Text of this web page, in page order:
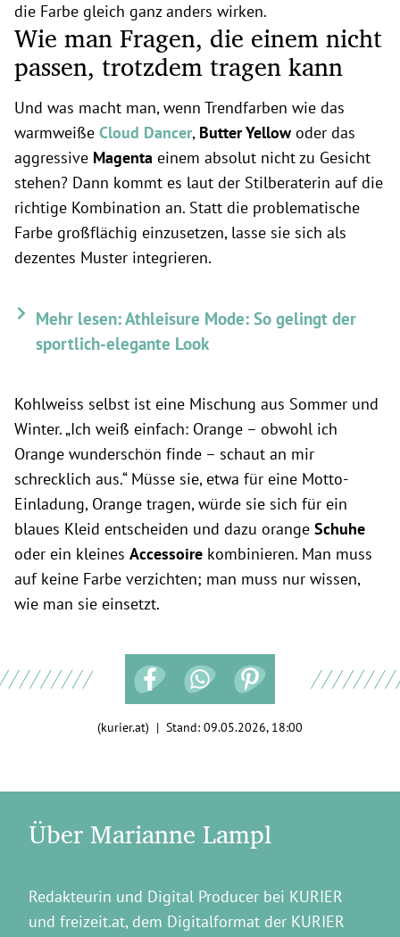
die Farbe gleich ganz anders wirken.
Wie man Fragen, die einem nicht
passen, trotzdem tragen kann
Und was macht man, wenn Trendfarben wie das
warmweiße Cloud Dancer, Butter Yellow oder das
aggressive Magenta einem absolut nicht zu Gesicht
stehen? Dann kommt es laut der Stilberaterin auf die
richtige Kombination an. Statt die problematische
Farbe großflächig einzusetzen, lasse sie sich als
dezentes Muster integrieren.
Mehr lesen: Athleisure Mode: So gelingt der
sportlich-elegante Look
Kohlweiss selbst ist eine Mischung aus Sommer und
Winter. „Ich weiß einfach: Orange – obwohl ich
Orange wunderschön finde – schaut an mir
schrecklich aus.“ Müsse sie, etwa für eine Motto-
Einladung, Orange tragen, würde sie sich für ein
blaues Kleid entscheiden und dazu orange Schuhe
oder ein kleines Accessoire kombinieren. Man muss
auf keine Farbe verzichten; man muss nur wissen,
wie man sie einsetzt.
(kurier.at) | Stand: 09.05.2026, 18:00
Über Marianne Lampl
Redakteurin und Digital Producer bei KURIER
und freizeit.at, dem Digitalformat der KURIER